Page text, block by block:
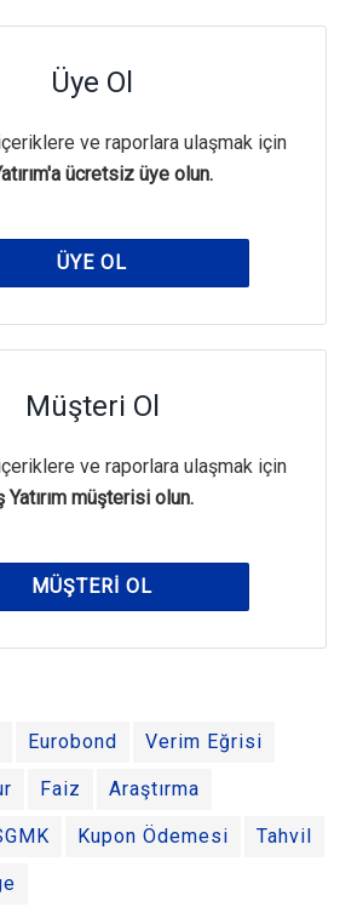
Üye Ol
ve raporlara ulaşmak için
ücretsiz üye olun.
ÜYE OL
Müşteri Ol
ve raporlara ulaşmak için
Yatırım müşterisi olun.
MÜŞTERI OL
Eurobond Verim Eğrisi
Faiz Araştırma
Kupon Ödemesi Tahvil